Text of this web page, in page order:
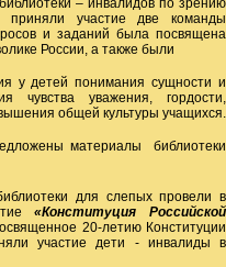
– инвалидов по зрению
участие две команды
и заданий была посвящена
России, а также были
у детей понимания сущности и
чувства уважения, гордости,
общей культуры учащихся.
материалы библиотеки
для слепых провели в
«Конституция Российской
20-летию Конституции
участие дети - инвалиды в